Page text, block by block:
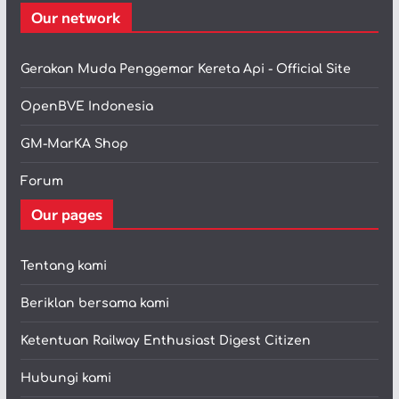
Our network
Gerakan Muda Penggemar Kereta Api - Official Site
OpenBVE Indonesia
GM-MarKA Shop
Forum
Our pages
Tentang kami
Beriklan bersama kami
Ketentuan Railway Enthusiast Digest Citizen
Hubungi kami